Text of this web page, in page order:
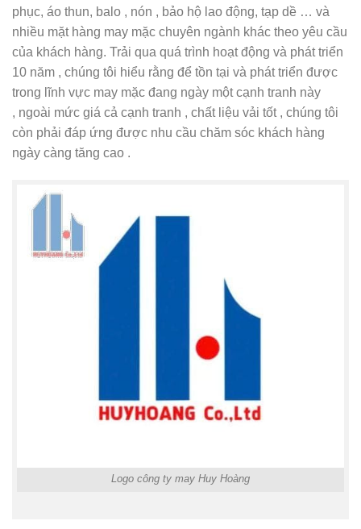
phục, áo thun, balo , nón , bảo hộ lao động, tạp dề … và
nhiều mặt hàng may mặc chuyên ngành khác theo yêu cầu
của khách hàng. Trải qua quá trình hoạt động và phát triển
10 năm , chúng tôi hiểu rằng để tồn tại và phát triển được
trong lĩnh vực may mặc đang ngày một cạnh tranh này
, ngoài mức giá cả cạnh tranh , chất liệu vải tốt , chúng tôi
còn phải đáp ứng được nhu cầu chăm sóc khách hàng
ngày càng tăng cao .
Logo công ty may Huy Hoàng